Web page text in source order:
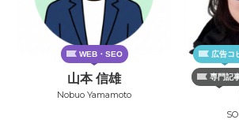
WEB・SEO
山本 信雄
Nobuo Yamamoto
広告コ
専門記